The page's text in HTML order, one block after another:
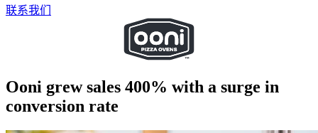
联系我们
Ooni grew sales 400% with a surge in
conversion rate